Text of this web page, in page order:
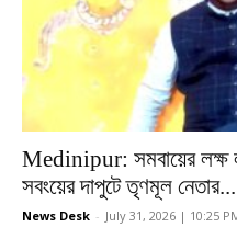
Medinipur: সমবায়ের লক্ষ
সবংয়ের দাপুটে তৃণমূল নেতার...
News Desk - July 31, 2026 | 10:25